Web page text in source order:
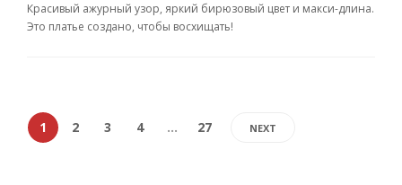
Красивый ажурный узор, яркий бирюзовый цвет и макси-длина.
Это платье создано, чтобы восхищать!
1 2 3 4 … 27 NEXT